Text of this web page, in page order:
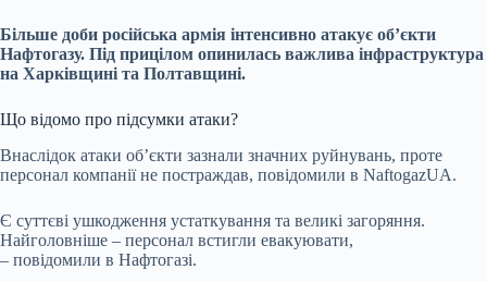
Більше доби російська армія інтенсивно атакує об’єкти
Нафтогазу. Під прицілом опинилась важлива інфраструктура
на Харківщині та Полтавщині.
Що відомо про підсумки атаки?
Внаслідок атаки об’єкти зазнали значних руйнувань, проте
персонал компанії не постраждав, повідомили в NaftogazUA.
Є суттєві ушкодження устаткування та великі загоряння.
Найголовніше – персонал встигли евакуювати,
– повідомили в Нафтогазі.